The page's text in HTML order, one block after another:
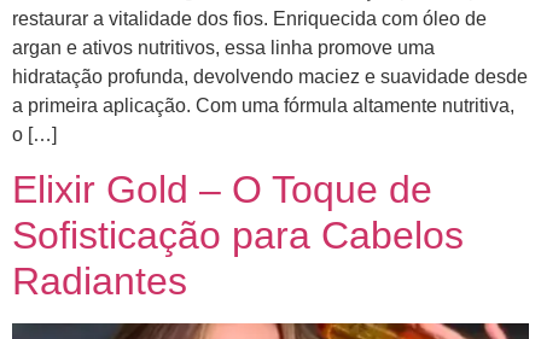
restaurar a vitalidade dos fios. Enriquecida com óleo de
argan e ativos nutritivos, essa linha promove uma
hidratação profunda, devolvendo maciez e suavidade desde
a primeira aplicação. Com uma fórmula altamente nutritiva,
o […]
Elixir Gold – O Toque de
Sofisticação para Cabelos
Radiantes